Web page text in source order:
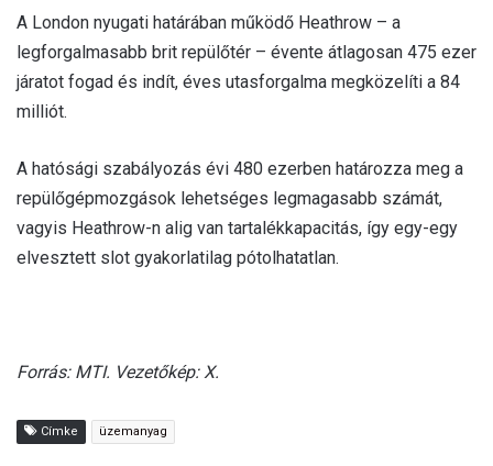
A London nyugati határában működő Heathrow – a
legforgalmasabb brit repülőtér – évente átlagosan 475 ezer
járatot fogad és indít, éves utasforgalma megközelíti a 84
milliót.
A hatósági szabályozás évi 480 ezerben határozza meg a
repülőgépmozgások lehetséges legmagasabb számát,
vagyis Heathrow-n alig van tartalékkapacitás, így egy-egy
elvesztett slot gyakorlatilag pótolhatatlan.
Forrás: MTI. Vezetőkép: X.
Címke üzemanyag